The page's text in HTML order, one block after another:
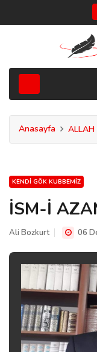
Anasayfa ALLAH
KENDI GÖK KUBBEMIZ
İSM-İ
Ali Bozkurt 06